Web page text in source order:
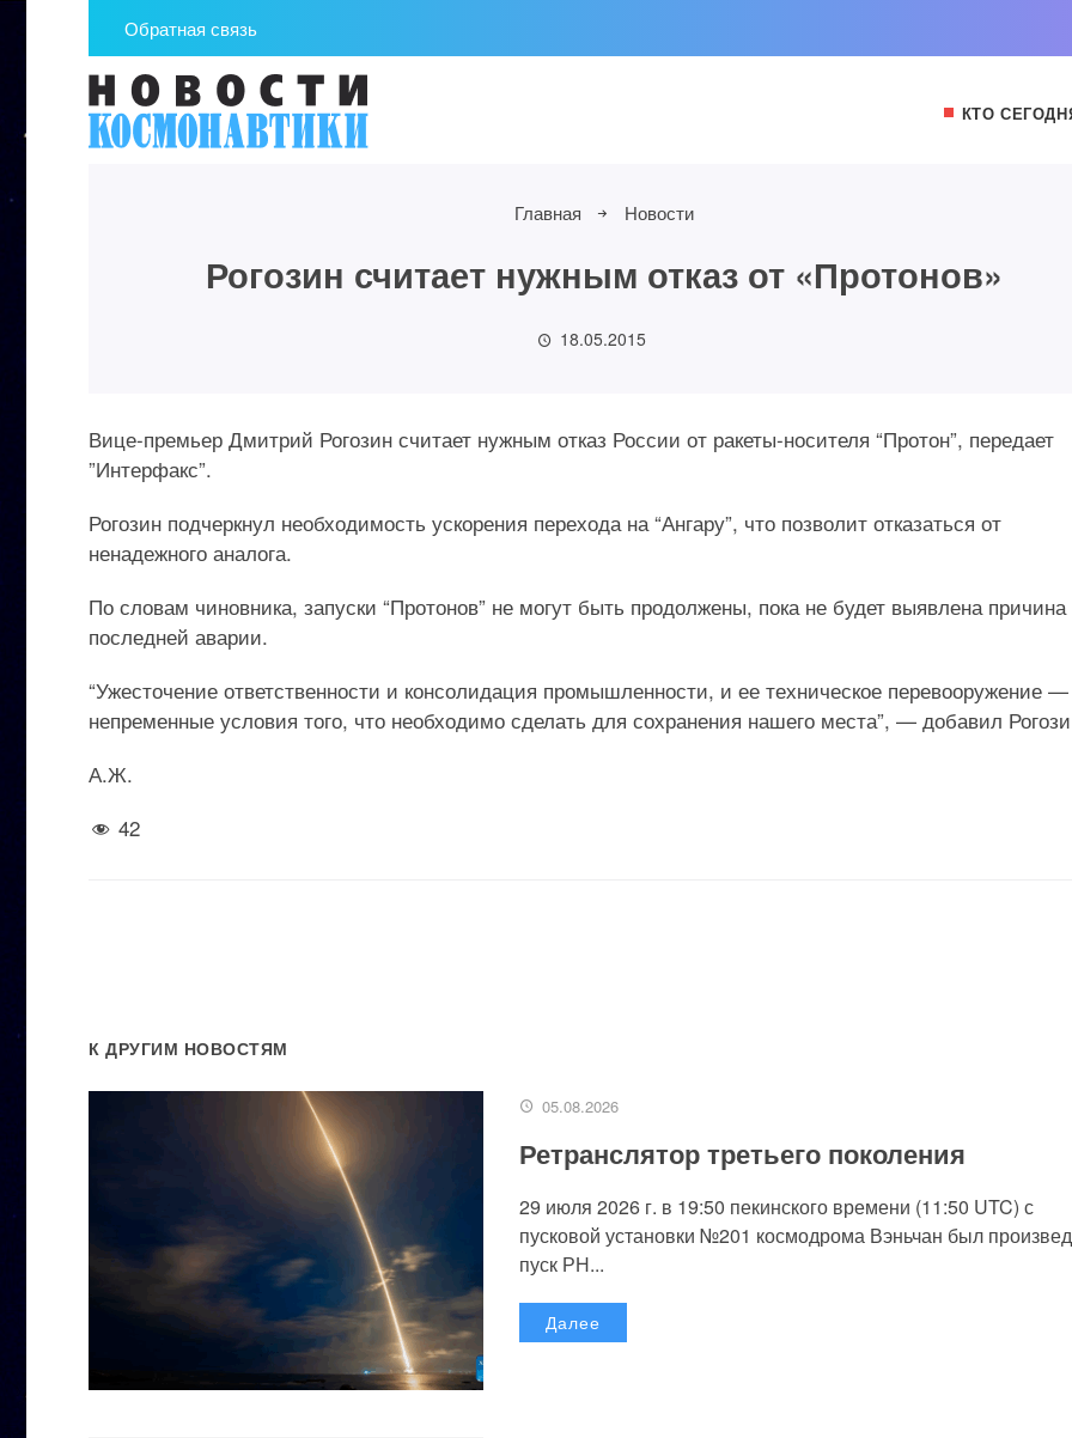
Обратная связь
КТО
Главная Новости
Рогозин считает нужным отказ от «Протонов»
18.05.2015
Вице-премьер Дмитрий Рогозин считает нужным отказ России от ракеты-носителя “Протон”, передает
”Интерфакс”.
Рогозин подчеркнул необходимость ускорения перехода на “Ангару”, что позволит отказаться от
ненадежного аналога.
По словам чиновника, запуски “Протонов” не могут быть продолжены, пока не будет выявлена причина
последней аварии.
“Ужесточение ответственности и консолидация промышленности, и ее техническое перевооружение
непременные условия того, что необходимо сделать для сохранения нашего места”, — добавил
А.Ж.
42
К ДРУГИМ НОВОСТЯМ
05.08.2026
Ретранслятор третьего поколения
29 июля 2026 г. в 19:50 пекинского времени (11:50 UTC) с
пусковой установки №201 космодрома Вэньчан был
пуск РН...
Далее